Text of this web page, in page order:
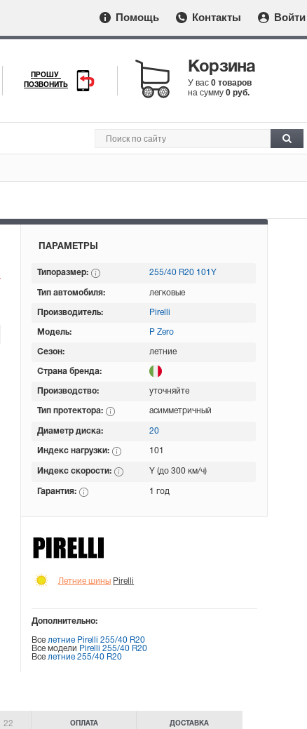
Помощь Контакты Войти
ПРОШУ
ПОЗВОНИТЬ
Корзина
У вас 0 товаров
на сумму 0 руб.
ПАРАМЕТРЫ
Типоразмер: 255/40 R20 101Y
Тип автомобиля: легковые
Производитель: Pirelli
Модель: P Zero
Сезон: летние
Страна бренда:
Производство: уточняйте
Тип протектора: асимметричный
Диаметр диска: 20
Индекс нагрузки: 101
Индекс скорости: Y (до 300 км/ч)
Гарантия: 1 год
Летние шины Pirelli
Дополнительно:
Все летние Pirelli 255/40 R20
Все модели Pirelli 255/40 R20
Все летние 255/40 R20
22 ОПЛАТА ДОСТАВКА